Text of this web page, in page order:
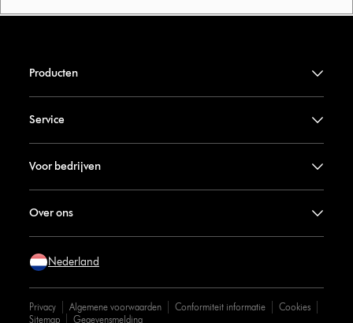
Producten
Service
Voor bedrijven
Over ons
Nederland
Privacy Algemene voorwaarden Conformiteit informatie
Cookies
Sitemap
Gegevensmelding